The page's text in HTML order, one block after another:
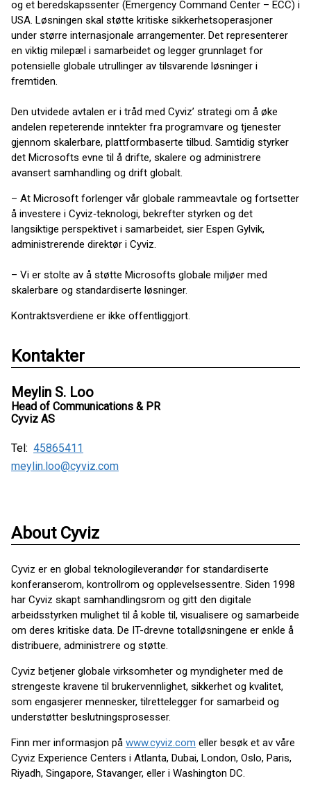
og et beredskapssenter (Emergency Command Center – ECC) i
USA. Løsningen skal støtte kritiske sikkerhetsoperasjoner
under større internasjonale arrangementer. Det representerer
en viktig milepæl i samarbeidet og legger grunnlaget for
potensielle globale utrullinger av tilsvarende løsninger i
fremtiden.
Den utvidede avtalen er i tråd med Cyviz’ strategi om å øke
andelen repeterende inntekter fra programvare og tjenester
gjennom skalerbare, plattformbaserte tilbud. Samtidig styrker
det Microsofts evne til å drifte, skalere og administrere
avansert samhandling og drift globalt.
– At Microsoft forlenger vår globale rammeavtale og fortsetter
å investere i Cyviz‑teknologi, bekrefter styrken og det
langsiktige perspektivet i samarbeidet, sier Espen Gylvik,
administrerende direktør i Cyviz.
– Vi er stolte av å støtte Microsofts globale miljøer med
skalerbare og standardiserte løsninger.
Kontraktsverdiene er ikke offentliggjort.
Kontakter
Meylin S. Loo
Head of Communications & PR
Cyviz AS
Tel: 45865411
meylin.loo@cyviz.com
About Cyviz
Cyviz er en global teknologileverandør for standardiserte
konferanserom, kontrollrom og opplevelsessentre. Siden 1998
har Cyviz skapt samhandlingsrom og gitt den digitale
arbeidsstyrken mulighet til å koble til, visualisere og samarbeide
om deres kritiske data. De IT-drevne totalløsningene er enkle å
distribuere, administrere og støtte.
Cyviz betjener globale virksomheter og myndigheter med de
strengeste kravene til brukervennlighet, sikkerhet og kvalitet,
som engasjerer mennesker, tilrettelegger for samarbeid og
understøtter beslutningsprosesser.
Finn mer informasjon på www.cyviz.com eller besøk et av våre
Cyviz Experience Centers i Atlanta, Dubai, London, Oslo, Paris,
Riyadh, Singapore, Stavanger, eller i Washington DC.